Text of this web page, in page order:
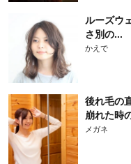
ルーズウ
さ別の...
かえで
後れ毛の
崩れた時
メガネ